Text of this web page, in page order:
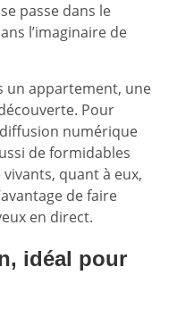
passe dans le
l’imaginaire de
un appartement, une
Pour
numérique
de formidables
quant à eux,
de faire
en direct.
idéal pour